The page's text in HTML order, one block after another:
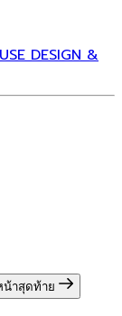
DESIGN &
น้าสุดท้าย